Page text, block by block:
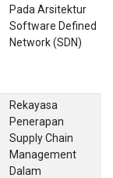
Pada Arsitektur
Software Defined
Network (SDN)
Rekayasa
Penerapan
Supply Chain
Management
Dalam